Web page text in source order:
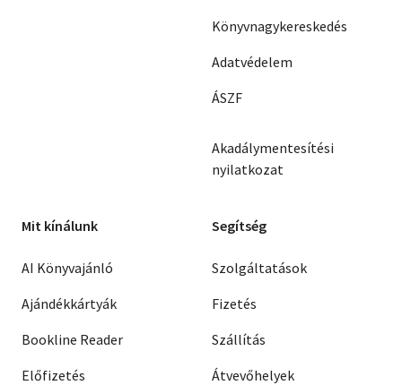
Könyvnagykereskedés
Adatvédelem
ÁSZF
Akadálymentesítési
nyilatkozat
Mit kínálunk
AI Könyvajánló
Ajándékkártyák
Bookline Reader
Előfizetés
Segítség
Szolgáltatások
Fizetés
Szállítás
Átvevőhelyek